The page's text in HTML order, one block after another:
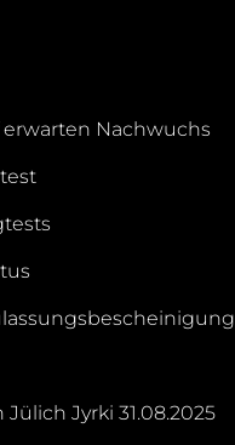
Nachwuchs
Jyrki 31.08.2025